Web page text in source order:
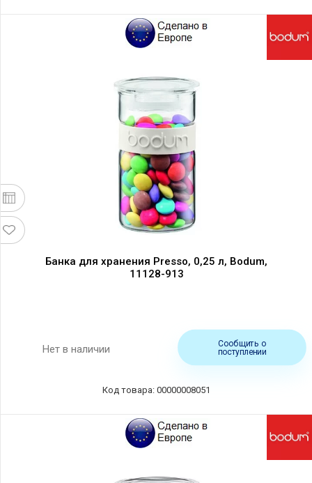
Банка для хранения Presso, 0,25 л, Bodum,
11128-913
Нет в наличии
Сообщить о
поступлении
Код товара: 00000008051